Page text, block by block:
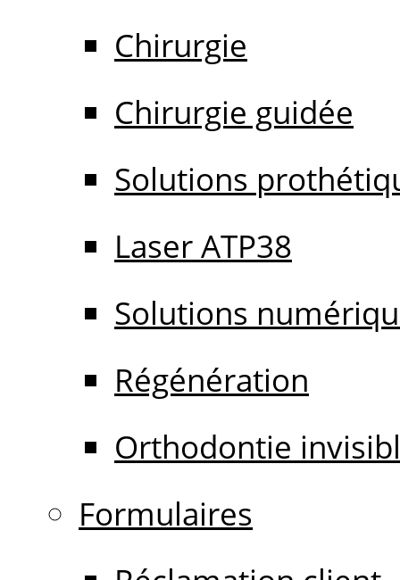
Chirurgie
Chirurgie guidée
Solutions
Laser ATP38
Solutions
Régénération
Orthodontie
Formulaires